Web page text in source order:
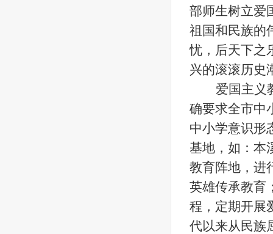
部师生树立爱
祖国和民族的
忧，后天下之
兴的滚滚历史
爱国主义
确要求全市中
中小学意识形
基地，如：本
教育阵地，进
英雄传承教育
程，定期开展
代以来从民族